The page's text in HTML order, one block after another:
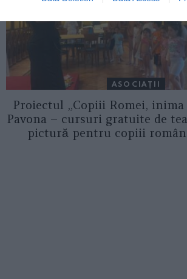
ASOCIAŢII
Proiectul „Copiii Romei, inima
Pavona – cursuri gratuite de
pictură pentru copiii